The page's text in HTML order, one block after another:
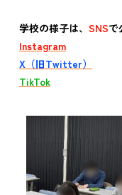
学校の様子は、 SNSで
Instagram
X（旧Twitter）
TikTok